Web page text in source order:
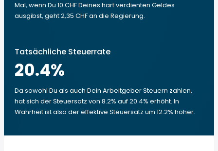
Mal, wenn Du 10 CHF Deines hart verdienten Geldes
ausgibst, geht 2,35 CHF an die Regierung.
Tatsächliche Steuerrate
20.4%
Da sowohl Du als auch Dein Arbeitgeber Steuern zahlen,
hat sich der Steuersatz von 8.2% auf 20.4% erhöht. In
Wahrheit ist also der effektive Steuersatz um 12.2% höher.